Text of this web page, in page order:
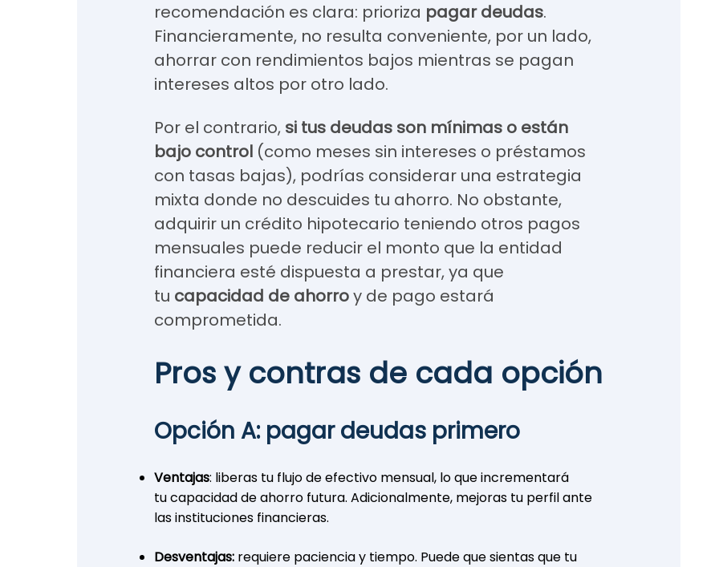
recomendación es clara: prioriza pagar deudas.
Financieramente, no resulta conveniente, por un lado,
ahorrar con rendimientos bajos mientras se pagan
intereses altos por otro lado.
Por el contrario, si tus deudas son mínimas o están
bajo control (como meses sin intereses o préstamos
con tasas bajas), podrías considerar una estrategia
mixta donde no descuides tu ahorro. No obstante,
adquirir un crédito hipotecario teniendo otros pagos
mensuales puede reducir el monto que la entidad
financiera esté dispuesta a prestar, ya que
tu capacidad de ahorroy de pago estará
comprometida.
Pros y contras de cada opción
Opción A: pagar deudas primero
Ventajas: liberas tu flujo de efectivo mensual, lo que incrementará
tu capacidad de ahorro futura. Adicionalmente, mejoras tu perfil ante
las instituciones financieras.
Desventajas: requiere paciencia y tiempo. Puede que sientas que tu